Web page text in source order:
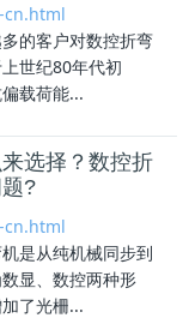
cn.html
的客户对数控折弯
世纪80年代初
载荷能...
选择？数控折
?
cn.html
是从纯机械同步到
显、数控两种形
了光柵...